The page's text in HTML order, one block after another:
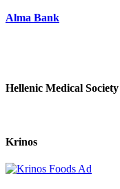
Alma Bank
Hellenic Medical
Krinos